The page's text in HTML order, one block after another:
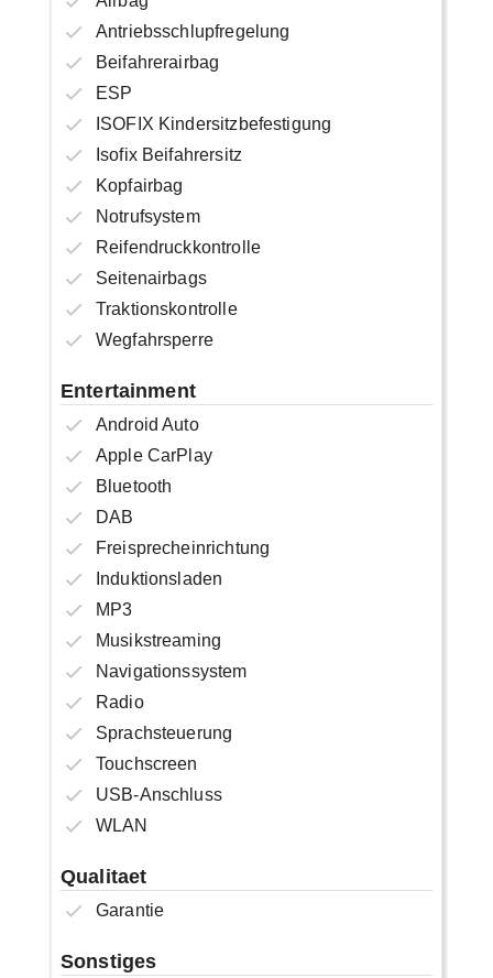
Antriebsschlupfregelung
Beifahrerairbag
ESP
ISOFIX Kindersitzbefestigung
Isofix Beifahrersitz
Kopfairbag
Notrufsystem
Reifendruckkontrolle
Seitenairbags
Traktionskontrolle
Wegfahrsperre
Entertainment
Android Auto
Apple CarPlay
Bluetooth
DAB
Freisprecheinrichtung
Induktionsladen
MP3
Musikstreaming
Navigationssystem
Radio
Sprachsteuerung
Touchscreen
USB-Anschluss
WLAN
Qualitaet
Garantie
Sonstiges